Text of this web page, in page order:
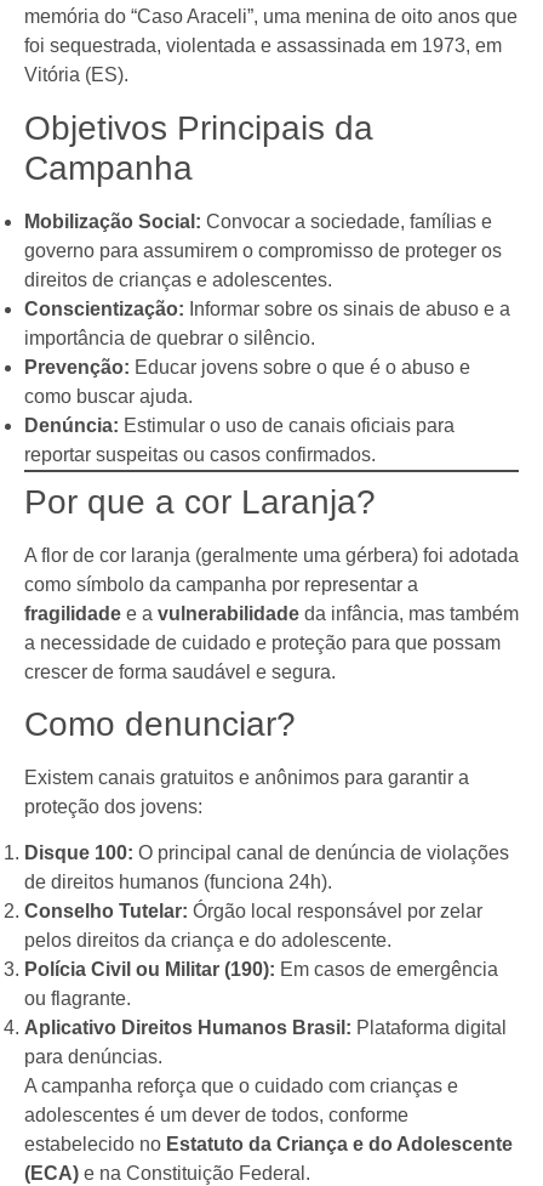
memória do “Caso Araceli”, uma menina de oito anos que
foi sequestrada, violentada e assassinada em 1973, em
Vitória (ES).
Objetivos Principais da
Campanha
Mobilização Social: Convocar a sociedade, famílias e
governo para assumirem o compromisso de proteger os
direitos de crianças e adolescentes.
Conscientização: Informar sobre os sinais de abuso e a
importância de quebrar o silêncio.
Prevenção: Educar jovens sobre o que é o abuso e
como buscar ajuda.
Denúncia: Estimular o uso de canais oficiais para
reportar suspeitas ou casos confirmados.
Por que a cor Laranja?
A flor de cor laranja (geralmente uma gérbera) foi adotada
como símbolo da campanha por representar a
fragilidade e a vulnerabilidade da infância, mas também
a necessidade de cuidado e proteção para que possam
crescer de forma saudável e segura.
Como denunciar?
Existem canais gratuitos e anônimos para garantir a
proteção dos jovens:
Disque 100: O principal canal de denúncia de violações
de direitos humanos (funciona 24h).
Conselho Tutelar: Órgão local responsável por zelar
pelos direitos da criança e do adolescente.
Polícia Civil ou Militar (190): Em casos de emergência
ou flagrante.
Aplicativo Direitos Humanos Brasil: Plataforma digital
para denúncias.
A campanha reforça que o cuidado com crianças e
adolescentes é um dever de todos, conforme
estabelecido no Estatuto da Criança e do Adolescente
(ECA) e na Constituição Federal.